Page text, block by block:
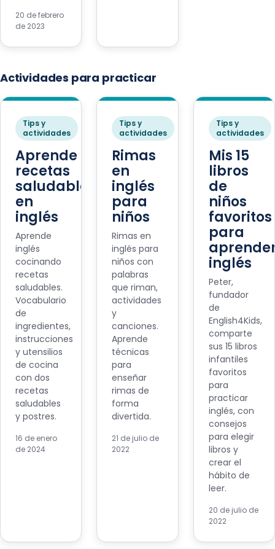
20 de febrero
de 2023
Actividades para practicar
Tips y
actividades
Aprende
recetas
saludables
en
inglés
Aprende
inglés
cocinando
recetas
saludables.
Vocabulario
de
ingredientes,
instrucciones
y utensilios
de cocina
con dos
recetas
saludables
y postres.
16 de enero
de 2024
Tips y
actividades
Rimas
en
inglés
para
niños
Rimas en
inglés para
niños con
palabras
que riman,
actividades
y
canciones.
Aprende
técnicas
para
enseñar
rimas de
forma
divertida.
21 de julio de
2022
Tips y
actividades
Mis 15
libros
de
niños
favoritos
para
inglés
Peter,
fundador
de
English4Kids,
comparte
sus 15 libros
infantiles
favoritos
para
practicar
inglés, con
consejos
para elegir
libros y
crear el
hábito de
leer.
20 de julio de
2022